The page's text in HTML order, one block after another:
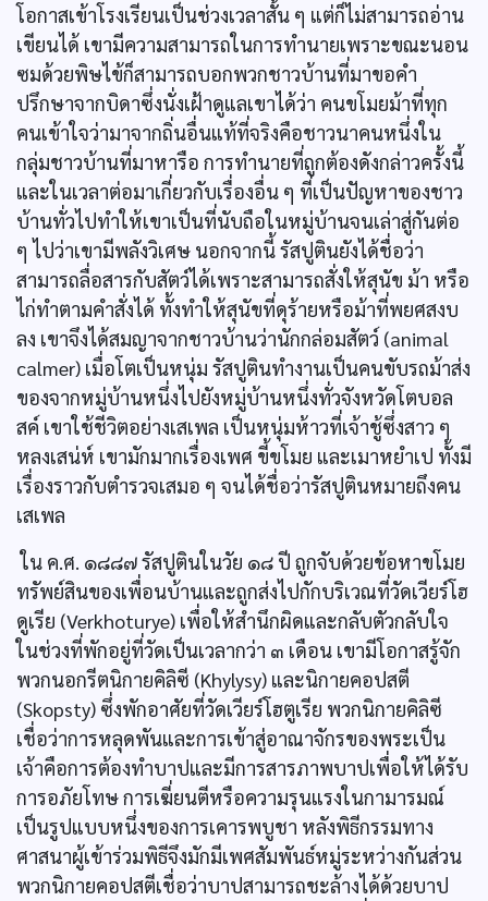
โอกาสเข้าโรงเรียนเป็นช่วงเวลาสั้น ๆ แต่ก็ไม่สามารถอ่าน
เขียนได้ เขามีความสามารถในการทำนายเพราะขณะนอน
ซมด้วยพิษไข้ก็สามารถบอกพวกชาวบ้านที่มาขอคำ
ปรึกษาจากบิดาซึ่งนั่งเฝ้าดูแลเขาได้ว่า คนขโมยม้าที่ทุก
คนเข้าใจว่ามาจากถิ่นอื่นแท้ที่จริงคือชาวนาคนหนึ่งใน
กลุ่มชาวบ้านที่มาหารือ การทำนายที่ถูกต้องดังกล่าวครั้งนี้
และในเวลาต่อมาเกี่ยวกับเรื่องอื่น ๆ ที่เป็นปัญหาของชาว
บ้านทั่วไปทำให้เขาเป็นที่นับถือในหมู่บ้านจนเล่าสู่กันต่อ
ๆ ไปว่าเขามีพลังวิเศษ นอกจากนี้ รัสปูตินยังได้ชื่อว่า
สามารถลื่อสารกับสัตว์ได้เพราะสามารถสั่งให้สุนัข ม้า หรือ
ไก่ทำตามคำสั่งได้ ทั้งทำให้สุนัขที่ดุร้ายหรือม้าที่พยศสงบ
ลง เขาจึงได้สมญาจากชาวบ้านว่านักกล่อมสัตว์ (animal
calmer) เมื่อโตเป็นหนุ่ม รัสปูตินทำงานเป็นคนขับรถม้าส่ง
ของจากหมู่บ้านหนึ่งไปยังหมู่บ้านหนึ่งทั่วจังหวัดโตบอล
สค์ เขาใช้ชีวิตอย่างเสเพล เป็นหนุ่มห้าวที่เจ้าชู้ซึ่งสาว ๆ
หลงเสน่ห์ เขามักมากเรื่องเพศ ขี้ขโมย และเมาหยำเป ทั้งมี
เรื่องราวกับตำรวจเสมอ ๆ จนได้ชื่อว่ารัสปูตินหมายถึงคน
เสเพล
ใน ค.ศ. ๑๘๘๗ รัสปูตินในวัย ๑๘ ปี ถูกจับด้วยข้อหาขโมย
ทรัพย์สินของเพื่อนบ้านและถูกส่งไปกักบริเวณที่วัดเวียร์โฮ
ดูเรีย (Verkhoturye) เพื่อให้สำนึกผิดและกลับตัวกลับใจ
ในช่วงที่พักอยู่ที่วัดเป็นเวลากว่า ๓ เดือน เขามีโอกาสรู้จัก
พวกนอกรีตนิกายคิลิซี (Khylysy) และนิกายคอปสตี
(Skopsty) ซึ่งพักอาศัยที่วัดเวียร์โฮตูเรีย พวกนิกายคิลิซี
เชื่อว่าการหลุดพันและการเข้าสู่อาณาจักรของพระเป็น
เจ้าคือการต้องทำบาปและมีการสารภาพบาปเพื่อให้ได้รับ
การอภัยโทษ การเฆี่ยนตีหรือความรุนแรงในกามารมณ์
เป็นรูปแบบหนึ่งของการเคารพบูชา หลังพิธีกรรมทาง
ศาสนาผู้เข้าร่วมพิธีจึงมักมีเพศสัมพันธ์หมู่ระหว่างกันส่วน
พวกนิกายคอปสตีเชื่อว่าบาปสามารถชะล้างได้ด้วยบาป